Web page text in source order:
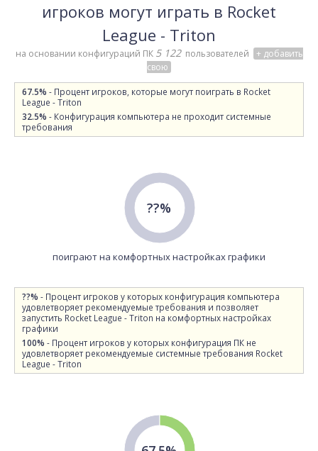
игроков могут играть в Rocket
League - Triton
на основании конфигураций ПК 5 122 пользователей
+ добавить
свою
67.5% - Процент игроков, которые могут поиграть в Rocket
League - Triton
32.5% - Конфигурация компьютера не проходит системные
требования
??%
поиграют на комфортных настройках графики
??% - Процент игроков у которых конфигурация компьютера
удовлетворяет рекомендуемые требования и позволяет
запустить Rocket League - Triton на комфортных настройках
графики
100% - Процент игроков у которых конфигурация ПК не
удовлетворяет рекомендуемые системные требования Rocket
League - Triton